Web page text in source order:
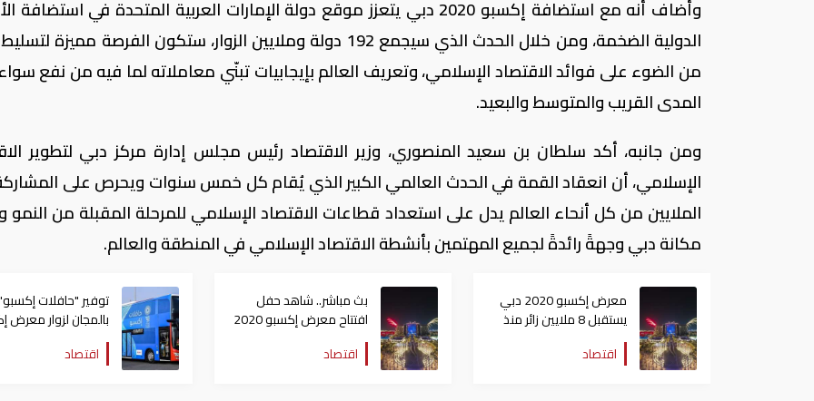
وأضاف أنه مع استضافة إكسبو 2020 دبي يتعزز موقع دولة الإمارات العربية المتحدة في
الدولية الضخمة، ومن خلال الحدث الذي سيجمع 192 دولة وملايين الزوار، ستكون الفرصة مميزة
من الضوء على فوائد الاقتصاد الإسلامي، وتعريف العالم بإيجابيات تبنّي معاملاته لما فيه من نفع
المدى القريب والمتوسط والبعيد.
ومن جانبه، أكد سلطان بن سعيد المنصوري، وزير الاقتصاد رئيس مجلس إدارة مركز دبي لتطوير
الإسلامي، أن انعقاد القمة في الحدث العالمي الكبير الذي يُقام كل خمس سنوات ويحرص على
الملايين من كل أنحاء العالم يدل على استعداد قطاعات الاقتصاد الإسلامي للمرحلة المقبلة من النمو
مكانة دبي وجهةً رائدةً لجميع المهتمين بأنشطة الاقتصاد الإسلامي في المنطقة والعالم.
معرض إكسبو 2020 دبي
يستقبل 8 ملايين زائر منذ
افتتاحه
اقتصاد
بث مباشر.. شاهد حفل
افتتاح معرض إكسبو 2020
دبي
اقتصاد
توفير "حافلات
بالمجان لزوار معرض
2020 دبي
اقتصاد